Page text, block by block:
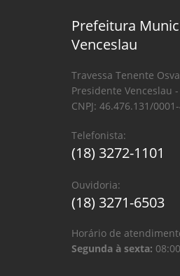
Prefeitura
Venceslau
Travessa Tenente
Presidente Venceslau -
CNPJ: 46.476.131/
Telefonista:
(18) 3272-1101
Ouvidoria:
(18) 3271-6503
Horário de
Segunda à sexta: